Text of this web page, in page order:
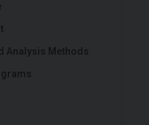
Analysis Methods